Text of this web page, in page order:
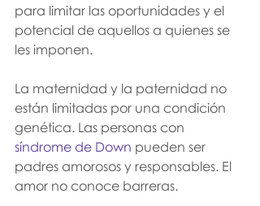
para limitar las oportunidades y el
potencial de aquellos a quienes se
les imponen.
La maternidad y la paternidad no
están limitadas por una condición
genética. Las personas con
síndrome de Down pueden ser
padres amorosos y responsables. El
amor no conoce barreras.